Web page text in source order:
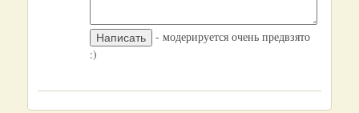
- модерируется очень предвзято
:)